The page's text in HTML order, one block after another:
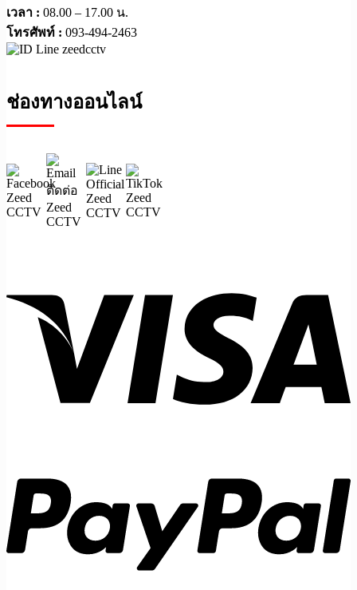
เวลา : 08.00 – 17.00 น.
โทรศัพท์ : 093-494-2463
ช่องทางออนไลน์